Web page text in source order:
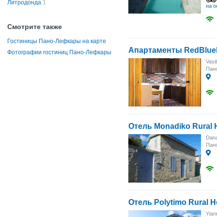
Литродонда 1
Смотрите также
Гостиницы Пано-Лефкары на карте
Фотографии гостиниц Пано-Лефкары
на
Апартаменты
Отель Monadiko Rural
Отель Polytimo Rural